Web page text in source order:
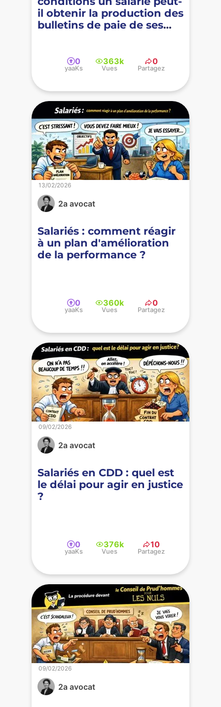
il obtenir la production des
bulletins de paie de ses
0
yaaKs
363k
Vues
0
Partagez
2a avocat
Salariés : comment réagir
à un plan d'amélioration
de la performance ?
13/02/2026
0
yaaKs
360k
Vues
0
Partagez
2a avocat
Salariés en CDD : quel est
le délai pour agir en justice
?
09/02/2026
0
yaaKs
376k
Vues
10
Partagez
2a avocat
09/02/2026